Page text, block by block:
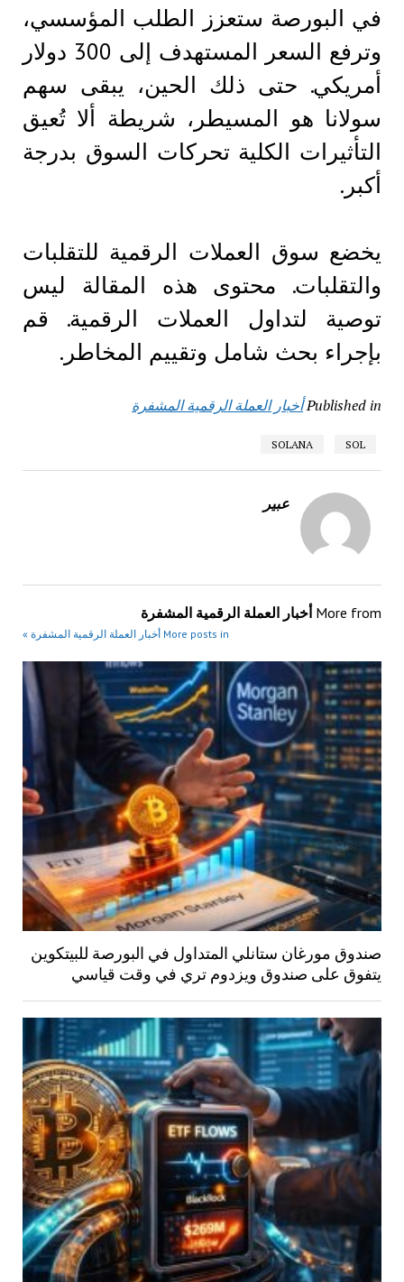
في البورصة ستعزز الطلب المؤسسي،
وترفع السعر المستهدف إلى 300 دولار
أمريكي. حتى ذلك الحين، يبقى سهم
سولانا هو المسيطر، شريطة ألا تُعيق
التأثيرات الكلية تحركات السوق بدرجة
أكبر.
يخضع سوق العملات الرقمية للتقلبات
والتقلبات. محتوى هذه المقالة ليس
توصية لتداول العملات الرقمية. قم
بإجراء بحث شامل وتقييم المخاطر.
Published inأخبار العملة الرقمية المشفرة
SOL
SOLANA
عبير
More from أخبار العملة الرقمية المشفرة
More posts in أخبار العملة الرقمية المشفرة »
صندوق مورغان ستانلي المتداول في البورصة للبيتكوين
يتفوق على صندوق ويزدوم تري في وقت قياسي